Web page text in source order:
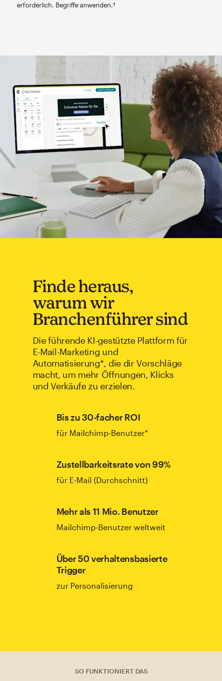
erforderlich. Begriffe anwenden.†
Finde heraus,
warum wir
Branchenführer sind
Die führende KI-gestützte Plattform für
E-Mail-Marketing und
Automatisierung*, die dir Vorschläge
macht, um mehr Öffnungen, Klicks
und Verkäufe zu erzielen.
Bis zu 30-facher ROI
für Mailchimp-Benutzer*
Zustellbarkeitsrate von 99%
für E-Mail (Durchschnitt)
Mehr als 11 Mio. Benutzer
Mailchimp-Benutzer weltweit
Über 50 verhaltensbasierte
Trigger
zur Personalisierung
SO FUNKTIONIERT DAS